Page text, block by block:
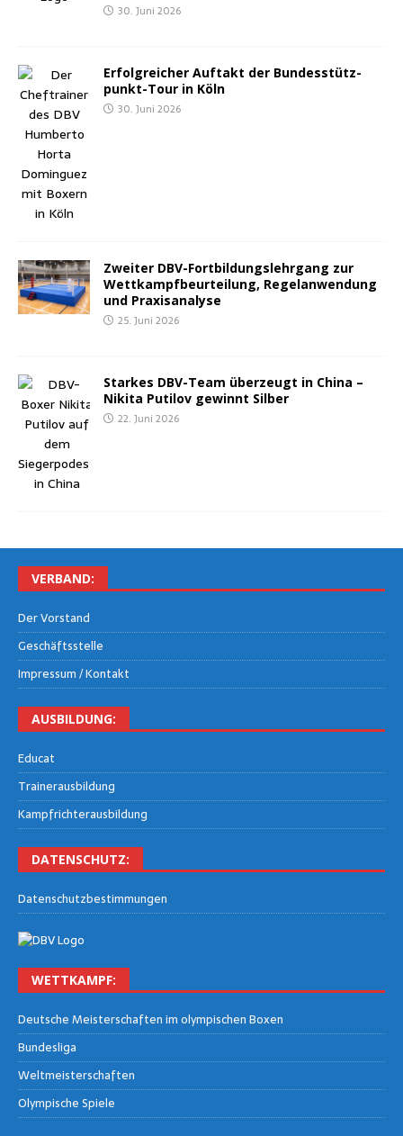
30. Juni 2026
Erfolg­rei­cher Auf­takt der Bun­des­stütz­
punkt-Tour in Köln
30. Juni 2026
Zwei­ter DBV-Fort­bil­dungs­lehr­gang zur
Wett­kampf­be­ur­tei­lung, Regel­an­wen­dung
und Praxisanalyse
25. Juni 2026
Star­kes DBV-Team über­zeugt in Chi­na –
Niki­ta Puti­l­ov gewinnt Silber
22. Juni 2026
VER­BAND:
Der Vor­stand
Geschäfts­stel­le
Impres­sum / Kontakt
AUS­BIL­DUNG:
Edu­cat
Trai­ner­aus­bil­dung
Kampf­rich­ter­aus­bil­dung
DATEN­SCHUTZ:
Daten­schutz­be­stim­mun­gen
WETT­KAMPF:
Deut­sche Meis­ter­schaf­ten im olym­pi­schen Boxen
Bun­des­li­ga
Welt­meis­ter­schaf­ten
Olym­pi­sche Spiele